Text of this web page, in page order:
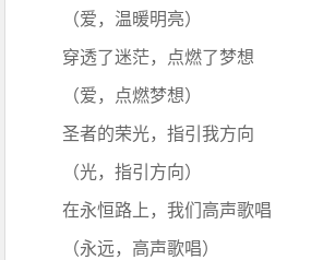
（爱，温暖明亮）
穿透了迷茫，点燃了梦想
（爱，点燃梦想）
圣者的荣光，指引我方向
（光，指引方向）
在永恒路上，我们高声歌唱
（永远，高声歌唱）